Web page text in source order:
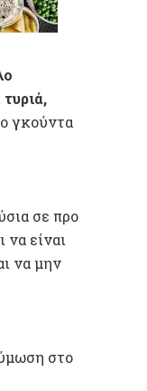
γκούντα
σε προ
να είναι
να μην
στο